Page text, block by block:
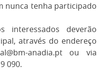
nunca tenha participado
interessados deverão
através do endereço
anadia.pt ou via
090.